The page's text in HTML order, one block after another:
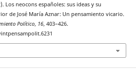
Los neocons españoles: sus ideas y su
de José María Aznar: Un pensamiento vicario.
Político, 16, 403–426.